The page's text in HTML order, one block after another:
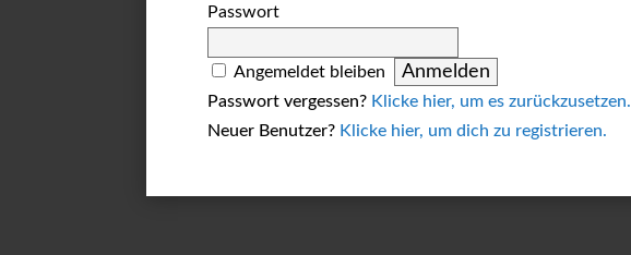
Passwort
Angemeldet bleiben
Passwort vergessen? Klicke hier, um es zurückzusetzen.
Neuer Benutzer? Klicke hier, um dich zu registrieren.